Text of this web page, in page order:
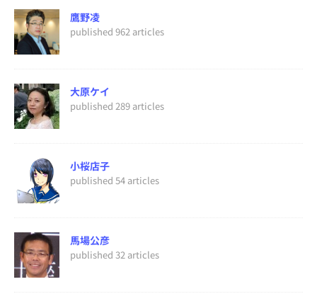
鷹野凌
published 962 articles
大原ケイ
published 289 articles
小桜店子
published 54 articles
馬場公彦
published 32 articles